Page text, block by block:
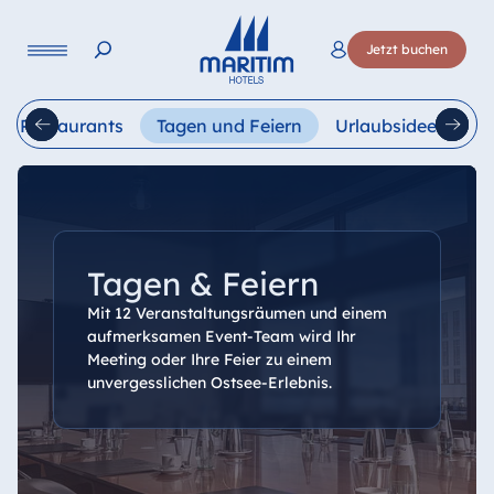
Jetzt buchen
English Français
Restaurants Tagen und Feiern Urlaubsideen
Tagen & Feiern
Mit 12 Veranstaltungsräumen und einem
aufmerksamen Event-Team wird Ihr
Meeting oder Ihre Feier zu einem
unvergesslichen Ostsee-Erlebnis.